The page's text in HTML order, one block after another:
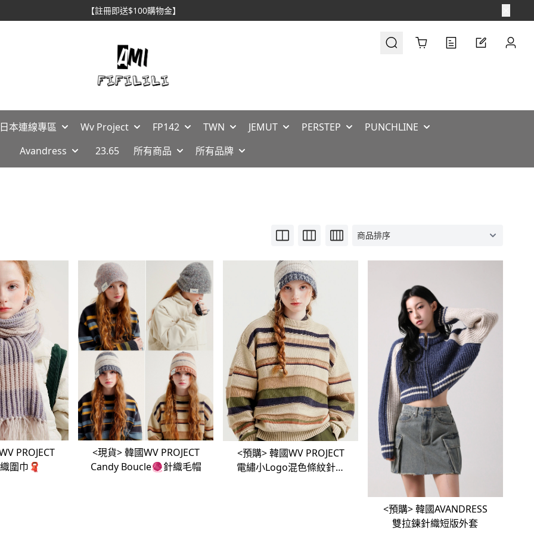
【註冊即送$100購物金】
Cart
本連線專區 Wv Project FP142 TWN JEMUT PERSTEP
PUNCHLINE
Avandress
23.65 所有商品 所有品牌
PROJECT
圍巾🧣
<現貨> 韓國WV PROJECT
Candy Boucle🧶針織毛帽
<預購> 韓國WV PROJECT
電繡小Logo混色條紋針織
<預購> 韓國AVANDRESS
雙拉鍊針織短版外套